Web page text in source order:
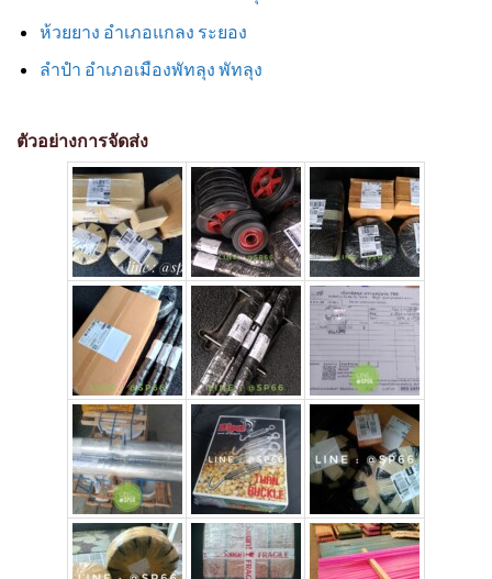
ห้วยยาง อำเภอแกลง ระยอง
ลำปำ อำเภอเมืองพัทลุง พัทลุง
ตัวอย่างการจัดส่ง